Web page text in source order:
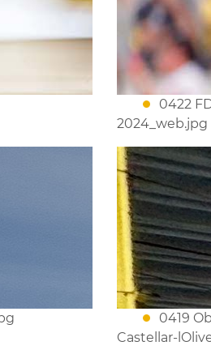
0422
2024_web.jpg
0419
Castellar-